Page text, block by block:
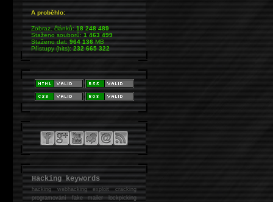
A proběhlo:
Zobraz. článků:18 248 489
Staženo souborů:1 463 499
Staženo dat:964 136MB
Přístupy (hits):232 665 322
Hacking keywords
hackingwebhacking exploit cracking
programování fake mailer lockpicking